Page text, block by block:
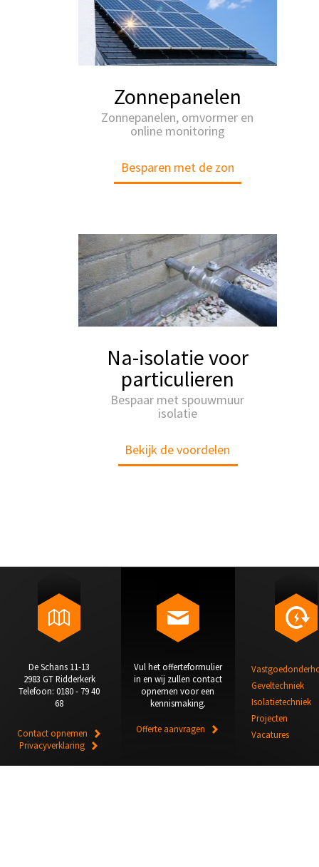
Zonnepanelen
Zonnepanelen, omvormer en
online monitoring
Besparen met de zon
Na-isolatie voor
particulieren
Bespaar met spouwmuur
isolatie
Bekijk de voordelen
De Schans 11-13
2983 GT Ridderkerk
Telefoon: 0180 - 79 40
68
Contact opnemen
Privacyverklaring
Vul het offerteformulier
in en wij zullen contact
opnemen voor een
kennismaking.
Offerte aanvragen
Geveltechniek
Isolatietechniek
Projecten
Vacatures